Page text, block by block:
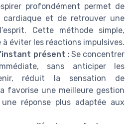
profondément permet de
cardiaque et de retrouver une
Cette méthode simple,
à éviter les réactions impulsives.
présent :Se concentrer
sans anticiper les
réduit la sensation de
favorise une meilleure gestion
réponse plus adaptée aux